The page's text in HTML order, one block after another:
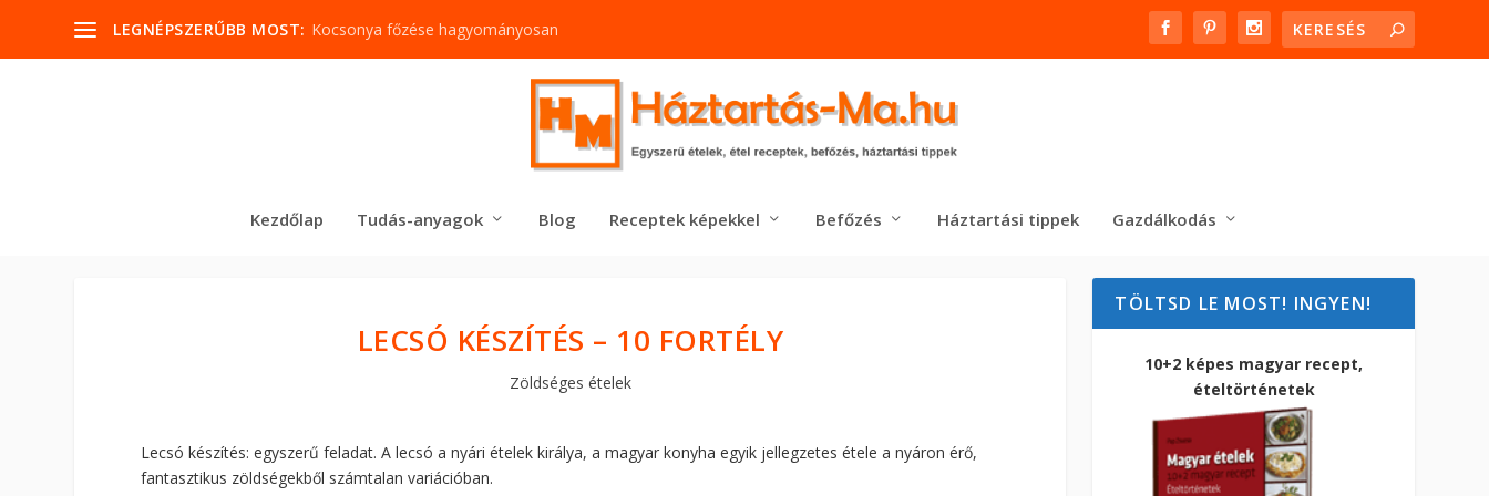
LEGNÉPSZERŰBB MOST: Kocsonya főzése hagyományosan
Kezdőlap Tudás-anyagok Blog Receptek képekkel Befőzés Háztartási tippek Gazdálkodás
LECSÓ KÉSZÍTÉS – 10 FORTÉLY
Zöldséges ételek
Lecsó készítés: egyszerű feladat. A lecsó a nyári ételek királya, a magyar konyha egyik jellegzetes étele a nyáron érő,
fantasztikus zöldségekből számtalan variációban.
TÖLTSD LE MOST! INGYEN!
10+2 képes magyar recept,
ételtörténetek